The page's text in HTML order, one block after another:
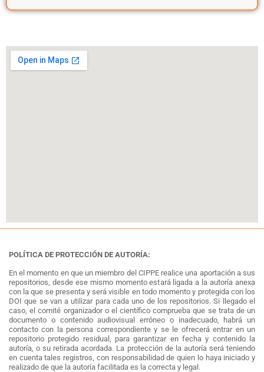
POLÍTICA DE PROTECCIÓN DE AUTORÍA:
En el momento en que un miembro del CIPPE realice una aportación a sus
repositorios, desde ese mismo momento estará ligada a la autoría anexa
con la que se presenta y será visible en todo momento y protegida con los
DOI que se van a utilizar para cada uno de los repositorios. Si llegado el
caso, el comité organizador o el científico comprueba que se trata de un
documento o contenido audiovisual erróneo o inadecuado, habrá un
contacto con la persona correspondiente y se le ofrecerá entrar en un
repositorio protegido residual, para garantizar en fecha y contenido la
autoría, o su retirada acordada. La protección de la autoría será teniendo
en cuenta tales registros, con responsabilidad de quien lo haya iniciado y
realizado de que la autoría facilitada es la correcta y legal.